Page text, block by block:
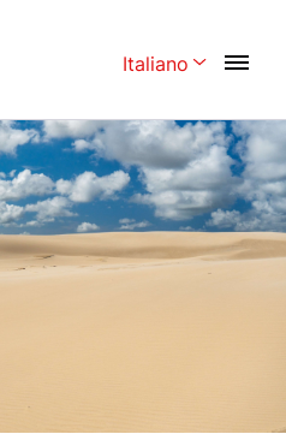
Italiano
English
中国
Deutschland